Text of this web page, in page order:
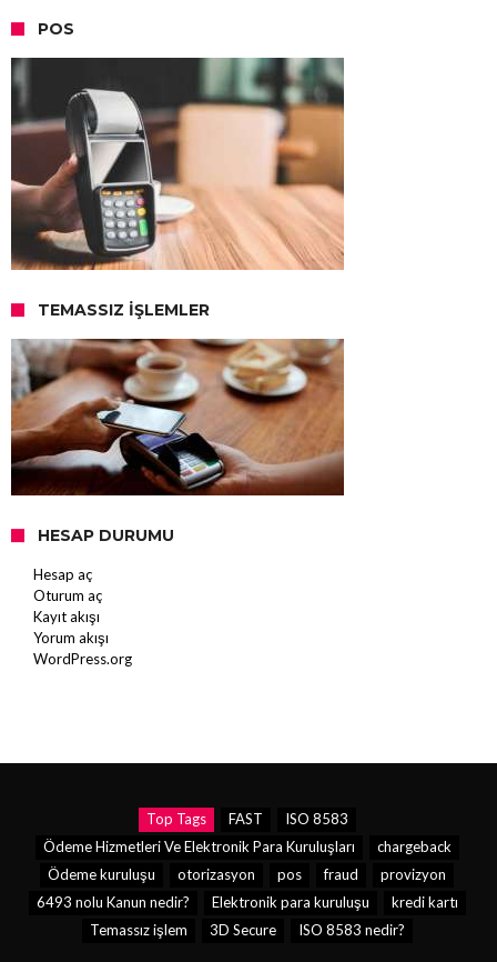
POS
TEMASSIZ İŞLEMLER
HESAP DURUMU
Hesap aç
Oturum aç
Kayıt akışı
Yorum akışı
WordPress.org
Top Tags FAST
ISO 8583
Ödeme Hizmetleri Ve Elektronik Para Kuruluşları
chargeback
Ödeme kuruluşu
otorizasyon pos fraud
provizyon
6493 nolu Kanun nedir?
Elektronik para kuruluşu
kredi kartı
Temassız işlem
3D Secure ISO 8583 nedir?